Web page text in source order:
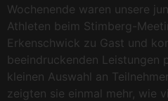
Wochenende waren unsere
Athleten beim Stimberg-
Erkenschwick zu Gast und
beeindruckenden Leistungen
kleinen Auswahl an
zeigten sie einmal mehr, wie